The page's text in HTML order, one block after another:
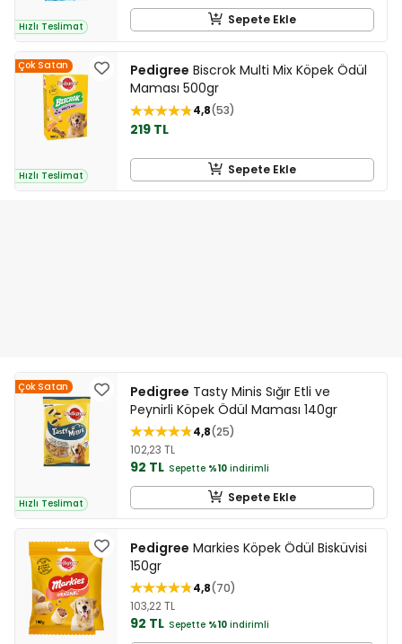
Hızlı Teslimat Sepete Ekle
Çok Satan
Hızlı Teslimat
Pedigree Biscrok Multi Mix Köpek Ödül
Maması 500gr
4,8 53
219 TL
Sepete Ekle
Çok Satan
Hızlı Teslimat
Pedigree Tasty Minis Sığır Etli ve
Peynirli Köpek Ödül Maması 140gr
4,8 25
102,23 TL
92 TL Sepette %10 indirimli
Sepete Ekle
Pedigree Markies Köpek Ödül Bisküvisi
150gr
4,8 70
103,22 TL
92 TL Sepette %10 indirimli